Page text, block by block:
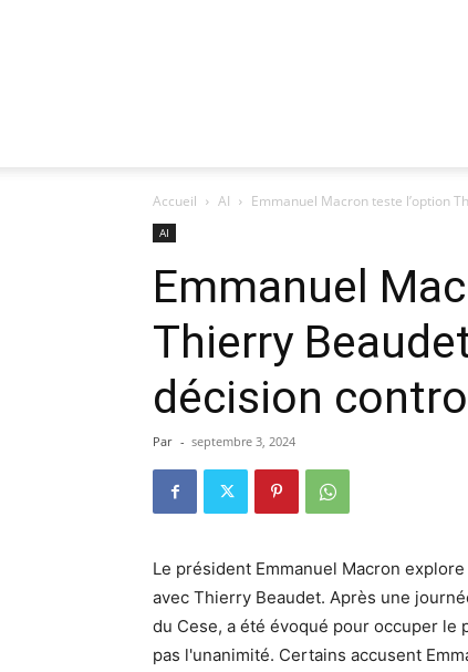
Accueil AI Emmanuel Macron teste l’option
AI
Emmanuel
Thierry
décision
Par - septembre 3, 2024
Le président Emmanuel Macron
avec Thierry Beaudet. Après une
du Cese, a été évoqué pour occuper
pas l'unanimité. Certains accusent